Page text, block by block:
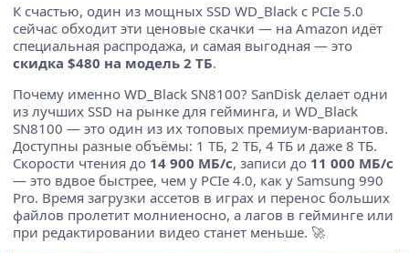
К счастью, один из мощных SSD WD_Black с PCIe 5.0
сейчас обходит эти ценовые скачки — на Amazon идёт
специальная распродажа, и самая выгодная — это
скидка $480 на модель 2 ТБ.
Почему именно WD_Black SN8100? SanDisk делает одни
из лучших SSD на рынке для гейминга, и WD_Black
SN8100 — это один из их топовых премиум-вариантов.
Доступны разные объёмы: 1 ТБ, 2 ТБ, 4 ТБ и даже 8 ТБ.
Скорости чтения до 14 900 МБ/с, записи до 11 000 МБ/с
— это вдвое быстрее, чем у PCIe 4.0, как у Samsung 990
Pro. Время загрузки ассетов в играх и перенос больших
файлов пролетит молниеносно, а лагов в гейминге или
при редактировании видео станет меньше. 🚀